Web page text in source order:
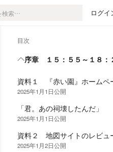
ログイ
目次
序章 １５：５５～１８：
資料１ 『赤い園』ホームペ
2025年1月1日公開
「君。あの祠壊したんだ」
2025年1月1日公開
資料２ 地図サイトのレビュ
2025年1月2日公開